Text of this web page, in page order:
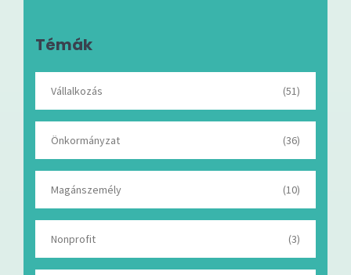
Témák
Vállalkozás (51)
Önkormányzat (36)
Magánszemély (10)
Nonprofit (3)